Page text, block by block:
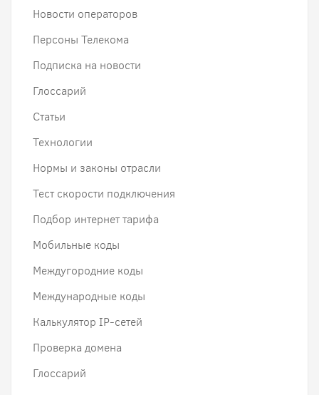
Новости операторов
Персоны Телекома
Подписка на новости
Глоссарий
Статьи
Технологии
Нормы и законы отрасли
Тест скорости подключения
Подбор интернет тарифа
Мобильные коды
Междугородние коды
Международные коды
Калькулятор IP-сетей
Проверка домена
Глоссарий